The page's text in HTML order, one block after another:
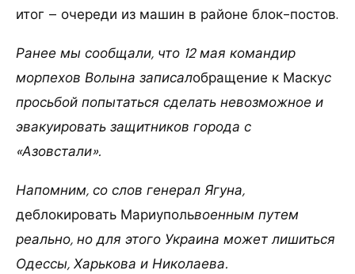
итог – очереди из машин в районе блок-постов.
Ранее мы сообщали, что 12 мая командир
морпехов Волына записалобращение к Маскус
просьбой попытаться сделать невозможное и
эвакуировать защитников города с
«Азовстали».
Напомним, со слов генерал Ягуна,
деблокировать Мариупольвоенным путем
реально, но для этого Украина может лишиться
Одессы, Харькова и Николаева.